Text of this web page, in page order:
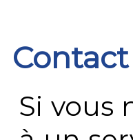
Contact
Si vous